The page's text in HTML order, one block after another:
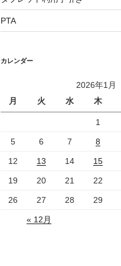
PTA
カレンダー
2026年1月
月
火 水 木
1
5 6 7 8
12 13 14 15
19 20 21 22
26 27 28 29
« 12月